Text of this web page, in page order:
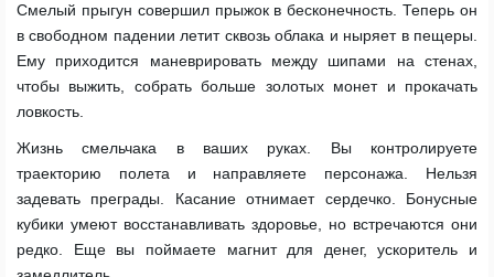
Смелый прыгун совершил прыжок в бесконечность. Теперь он
в свободном падении летит сквозь облака и ныряет в пещеры.
Ему приходится маневрировать между шипами на стенах,
чтобы выжить, собрать больше золотых монет и прокачать
ловкость.
Жизнь смельчака в ваших руках. Вы контролируете
траекторию полета и направляете персонажа. Нельзя
задевать преграды. Касание отнимает сердечко. Бонусные
кубики умеют восстанавливать здоровье, но встречаются они
редко. Еще вы поймаете магнит для денег, ускоритель и